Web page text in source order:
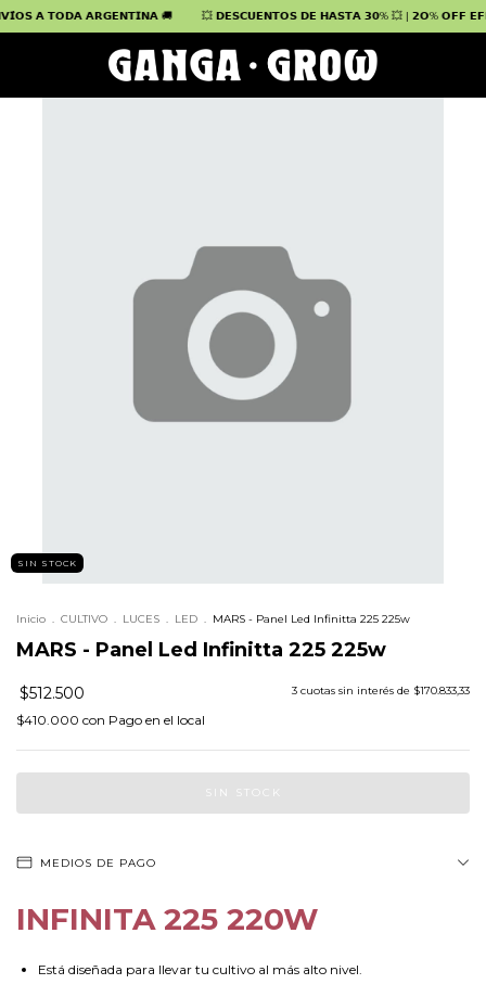
𝗔 𝗧𝗢𝗗𝗔 𝗔𝗥𝗚𝗘𝗡𝗧𝗜𝗡𝗔 🚚 💥 𝗗𝗘𝗦𝗖𝗨𝗘𝗡𝗧𝗢𝗦 𝗗𝗘 𝗛𝗔𝗦𝗧𝗔 𝟯𝟬% 💥 | 𝟮𝗢% 𝗢𝗙𝗙
SIN STOCK
Inicio . CULTIVO . LUCES . LED . MARS - Panel Led Infinitta 225 225w
MARS - Panel Led Infinitta 225 225w
$512.500 3 cuotas sin interés de $170.833,33
$410.000 con Pago en el local
MEDIOS DE PAGO
INFINITA 225 220W
Está diseñada para llevar tu cultivo al más alto nivel.